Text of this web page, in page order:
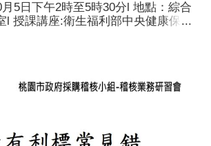
5日下午2時至5時30分l 地點：綜合
l 授課講座:衛生福利部中央健康保險
發專門委員l 課題：履約驗收與爭議
稽核委員及工作成員l 主辦單位：桃